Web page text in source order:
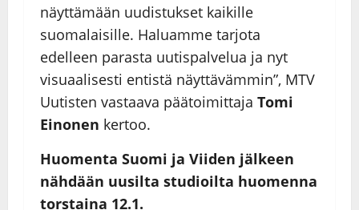
näyttämään uudistukset kaikille
suomalaisille. Haluamme tarjota
edelleen parasta uutispalvelua ja nyt
visuaalisesti entistä näyttävämmin”, MTV
Uutisten vastaava päätoimittaja Tomi
Einonen kertoo.
Huomenta Suomi ja Viiden jälkeen
nähdään uusilta studioilta huomenna
torstaina 12.1.